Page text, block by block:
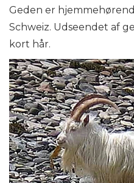
Geden er
Schweiz. Udseendet af
kort hår.